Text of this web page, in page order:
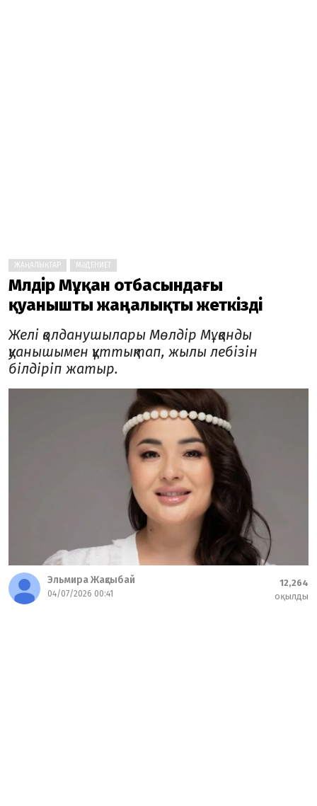
ЖАҢАЛЫҚТАР МӘДЕНИЕТ
Мөлдір Мұқан отбасындағы
қуанышты жаңалықты жеткізді
Желі қолданушылары Мөлдір Мұқанды
қуанышымен құттықтап, жылы лебізін
білдіріп жатыр.
Эльмира Жақсыбай
04/07/2026 00:41
12,264
оқылды